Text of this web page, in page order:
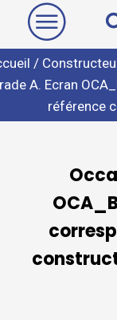
/
A. Ecran
référence